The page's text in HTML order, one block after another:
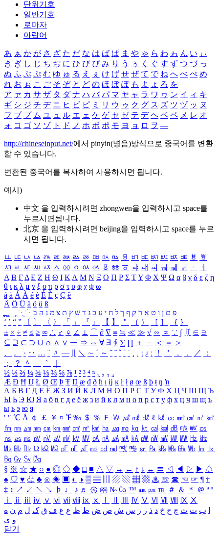
단위기호
일반기호
로마자
아랍어
あ ぁ か が さ ざ た だ な は ば ぱ ま や ゃ ら わ ゎ ん い ぃ
き ぎ し じ ち ぢ に ひ び ぴ み り う ぅ く ぐ す ず つ づ っ
ぬ ふ ぶ ぷ む ゆ ゅ る え ぇ け げ せ ぜ て で ね へ べ ぺ め
れ お ぉ こ ご そ ぞ と ど の ほ ぼ ぽ も よ ょ ろ を
ア ァ カ サ ザ タ ダ ナ ハ バ パ マ ヤ ャ ラ ワ ヮ ン イ ィ キ
ギ シ ジ チ ヂ ニ ヒ ビ ピ ミ リ ウ ゥ ク グ ス ズ ツ ヅ ッ ヌ
フ ブ プ ム ユ ュ ル エ ェ ケ ゲ セ ゼ テ デ ヘ ベ ペ メ レ オ
ォ コ ゴ ソ ゾ ト ド ノ ホ ボ ポ モ ヨ ョ ロ ヲ ―
http://chineseinput.net/에서 pinyin(병음)방식으로 중국어를 변환
할 수 있습니다.
변환된 중국어를 복사하여 사용하시면 됩니다.
예시)
中文 을 입력하시려면 zhongwen을 입력하시고 space를
누르시면됩니다.
北京 을 입력하시려면 beijing을 입력하시고 space를 누르
시면 됩니다.
ㅥ ㅦ ㅧ ㅨ ㅩ ㅪ ㅫ ㅬ ㅭ ㅮ ㅯ ㅰ ㅱ ㅲ ㅳ ㅴ ㅵ ㅶ ㅷ ㅸ
ㅹ
ㅺ ㅻ ㅼ ㅽ ㅾ ㅿ ㆀ ㆁ ㆂ ㆃ ㆄ ㆅ ㆆ ㆇ ㆈ ㆉ ㆊ ㆋ ㆌ ㆍ
ㆎ
Α Β ΓΔ Ε Ζ Η Θ Ι ΚΛ Μ Ν Ξ Ο Π Ρ Σ ΤΥ Φ Χ Ψ Ω α β γ δ ε ζ η
θ ι κ λ μ ν ξ ο π ρ σ τ υ φ χ ψ ω
á à Á À é è É È ç Ç ê
Ä Ö Ü ä ö ü ß
ִֶֹ ֻּ ׁׂ פ ם ן ו ט א ר ק ף ך ל ח י ע כ ג ד ש ץ ת צ מ נ ה ב
‘ ’ “ ” 〔 〕 〈 〉 「 」 『 』 【 】 ＂ （ ） ［ ］ ｛ ｝
± × ÷ ≠ ≤ ≥ ∞ ∴ ♂ ♀ ∠ ⊥ ⌒ ∂ ∇ ≡ ≒ ≪ ≫ √ ∽ ∝ ∵ ∫ ∬ ∈ ∋
⊆ ⊇ ⊂ ⊃ ∪ ∩ ∧ ∨ ￢ ⇒ ⇔ ∀ ∃ ∮ ∑ ∏ ＋ － ＜ ＝
＞
、
。 · ‥ … ¨ 〃 ― ＼ ∼ ´ ～ ˇ ˘ ˝ ˚ ˙ ¸ ¡ ¿ ː ！ ＇ ， ． ／
：
；
？ ＾ ｀
½ ⅓ ⅔ ¼ ¾ ⅛ ⅜ ⅝ ⅞ ¹ ² ³ ⁴ ⁿ ₁ ₂ ₃ ₄
Æ Ð Ħ Ĳ Ł Ø Œ Þ Ŧ Ŋ æ đ ð ħ ı ĳ ĸ ŀ ł ø œ ß þ ŧ ŋ ŉ
А Б В Г Д Е Ё Ж З И Й К Л М Н О П Р С Т У Ф Х Ц Ч Ш Щ Ъ
Ы Ь Э Ю Я а б в г д е ё ж з и й к л м н о п р с т у ф х ц ч ш щ ъ
ы ь э ю я
′ ″ ℃ Å ￠ ￡ ￥ ¤ ℉ ‰ ＄ ％ Ｆ ￦ ㎕ ㎖ ㎗ ℓ ㎘ ㏄ ㎣ ㎤ ㎥ ㎦
㎙ ㎚ ㎛ ㎜ ㎝ ㎞ ㎟ ㎠ ㎡ ㎢ ㏊ ㎍ ㎎ ㎏ ㏏ ㎈ ㎉ ㏈ ㎧ ㎨ ㎰
㎱ ㎲ ㎳ ㎴ ㎵ ㎶ ㎷ ㎸ ㎹ ㎀ ㎁ ㎂ ㎃ ㎄ ㎺ ㎻ ㎽ ㎾ ㎿ ㎐ ㎑
㎒ ㎓ ㎔ Ω ㏀ ㏁ ㎊ ㎋ ㎌ ㏖ ㏅ ㎭ ㎮ ㎯ ㏛ ㎩ ㎪ ㎫ ㎬ ㏝ ㏐
㏓
㏃ ㏉ ㏜ ㏆
§ ※ ☆ ★ ○ ● ◎ ◇ ◆ □ ■ △ ▽ → ← ↑ ↓ ↔ 〓 ◁ ◀ ▷ ▶ ♤
♠ ♡ ♥ ♧ ♣ ⊙ ◈ ▣ ◐ ◑ ▒ ▤ ▨ ▧ ▦ ▩ ♨ ☏ ☎ ☜ ☞ ¶ †
‡ ↕ ↗ ↙ ↖ ↘ ♭ ♩ ♪ ♬ ㉿ ㈜ № ㏇ ™ ㏂ ㏘ ℡ ＃ ＆ ＊ ＠ ª º
ⅰ
ⅱ ⅲ ⅳ ⅴ ⅵ ⅶ ⅷ ⅸ ⅹ Ⅳ Ⅴ Ⅵ Ⅶ Ⅷ Ⅸ Ⅹ
ب ت ث ج ح خ د ذ ر ز س ش ص ض ط ظ ع غ ف ق ک ل م ن ه
و ی
닫기